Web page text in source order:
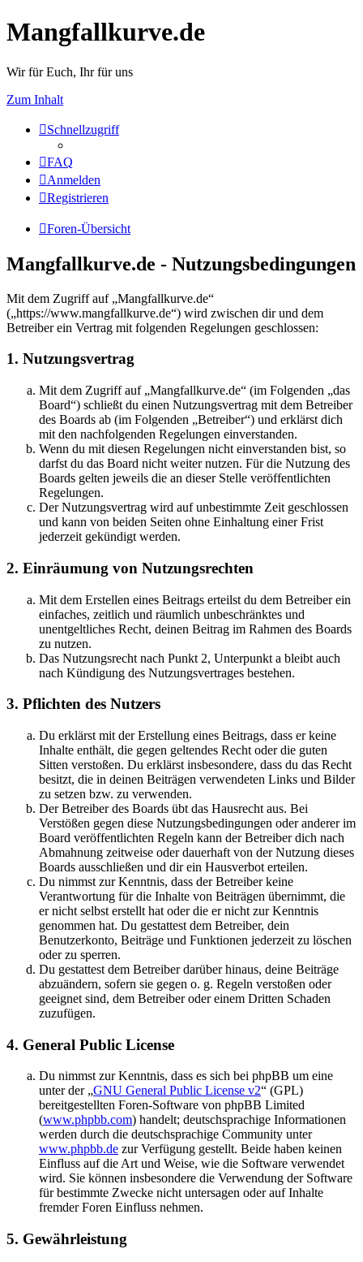
Mangfallkurve.de
Wir für Euch, Ihr für uns
Zum Inhalt
Schnellzugriff
FAQ
Anmelden
Registrieren
Foren-Übersicht
Mangfallkurve.de - Nutzungsbedingungen
Mit dem Zugriff auf „Mangfallkurve.de“
(„https://www.mangfallkurve.de“) wird zwischen dir und dem
Betreiber ein Vertrag mit folgenden Regelungen geschlossen:
1. Nutzungsvertrag
Mit dem Zugriff auf „Mangfallkurve.de“ (im Folgenden „das
Board“) schließt du einen Nutzungsvertrag mit dem Betreiber
des Boards ab (im Folgenden „Betreiber“) und erklärst dich
mit den nachfolgenden Regelungen einverstanden.
Wenn du mit diesen Regelungen nicht einverstanden bist, so
darfst du das Board nicht weiter nutzen. Für die Nutzung des
Boards gelten jeweils die an dieser Stelle veröffentlichten
Regelungen.
Der Nutzungsvertrag wird auf unbestimmte Zeit geschlossen
und kann von beiden Seiten ohne Einhaltung einer Frist
jederzeit gekündigt werden.
2. Einräumung von Nutzungsrechten
Mit dem Erstellen eines Beitrags erteilst du dem Betreiber ein
einfaches, zeitlich und räumlich unbeschränktes und
unentgeltliches Recht, deinen Beitrag im Rahmen des Boards
zu nutzen.
Das Nutzungsrecht nach Punkt 2, Unterpunkt a bleibt auch
nach Kündigung des Nutzungsvertrages bestehen.
3. Pflichten des Nutzers
Du erklärst mit der Erstellung eines Beitrags, dass er keine
Inhalte enthält, die gegen geltendes Recht oder die guten
Sitten verstoßen. Du erklärst insbesondere, dass du das Recht
besitzt, die in deinen Beiträgen verwendeten Links und Bilder
zu setzen bzw. zu verwenden.
Der Betreiber des Boards übt das Hausrecht aus. Bei
Verstößen gegen diese Nutzungsbedingungen oder anderer im
Board veröffentlichten Regeln kann der Betreiber dich nach
Abmahnung zeitweise oder dauerhaft von der Nutzung dieses
Boards ausschließen und dir ein Hausverbot erteilen.
Du nimmst zur Kenntnis, dass der Betreiber keine
Verantwortung für die Inhalte von Beiträgen übernimmt, die
er nicht selbst erstellt hat oder die er nicht zur Kenntnis
genommen hat. Du gestattest dem Betreiber, dein
Benutzerkonto, Beiträge und Funktionen jederzeit zu löschen
oder zu sperren.
Du gestattest dem Betreiber darüber hinaus, deine Beiträge
abzuändern, sofern sie gegen o. g. Regeln verstoßen oder
geeignet sind, dem Betreiber oder einem Dritten Schaden
zuzufügen.
4. General Public License
Du nimmst zur Kenntnis, dass es sich bei phpBB um eine
unter der „GNU General Public License v2“ (GPL)
bereitgestellten Foren-Software von phpBB Limited
(www.phpbb.com) handelt; deutschsprachige Informationen
werden durch die deutschsprachige Community unter
www.phpbb.de zur Verfügung gestellt. Beide haben keinen
Einfluss auf die Art und Weise, wie die Software verwendet
wird. Sie können insbesondere die Verwendung der Software
für bestimmte Zwecke nicht untersagen oder auf Inhalte
fremder Foren Einfluss nehmen.
5. Gewährleistung